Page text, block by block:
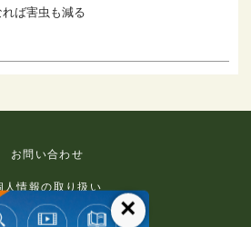
ば害虫も減る
お問い合わせ
人情報の取り扱い
免責事項 ×